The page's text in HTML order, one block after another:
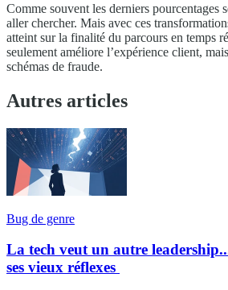
Comme souvent les derniers pourcentages
aller chercher. Mais avec ces
atteint sur la finalité du parcours en temps
seulement améliore l’expérience client,
schémas de fraude.
Autres articles
Bug de genre
La tech veut un autre
ses vieux réflexes